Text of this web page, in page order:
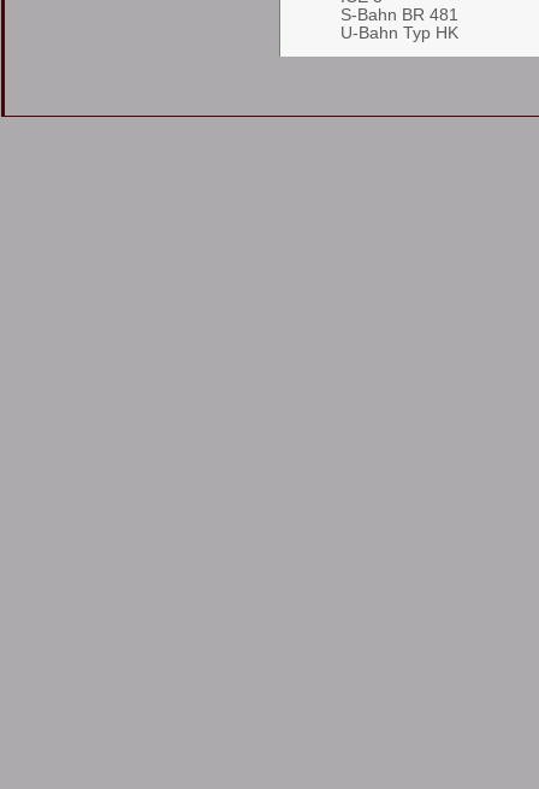
S-Bahn BR 481
U-Bahn Typ HK